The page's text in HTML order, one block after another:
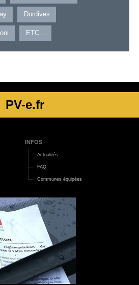
Dordives
ETC...
PV-e.fr
INFOS
Actualités
FAQ
Communes équipées